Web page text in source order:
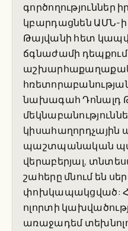
գործողություններ
կբարդացնեն ԱՄՆ-ի
Թայվանի հետ
ճգնաժամի
նախագահ Դոնալդ
կիսահաղորդչային
պաշտպանական
վերաբերյալ,
շահերը մնում են
փոխկապակցված:
ոլորտի
առաջադեմ